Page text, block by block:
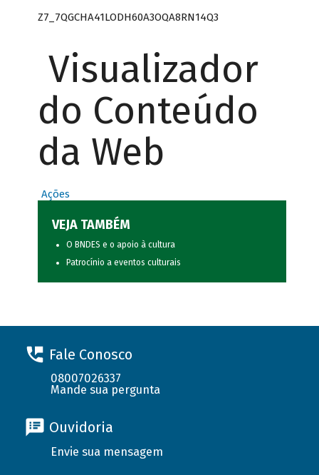
Z7_7QGCHA41LODH60A3OQA8RN14Q3
Visualizador
do Conteúdo
da Web
Ações
VEJA TAMBÉM
O BNDES e o apoio à cultura
Patrocínio a eventos culturais
Fale Conosco
08007026337
Mande sua pergunta
Ouvidoria
Envie sua mensagem